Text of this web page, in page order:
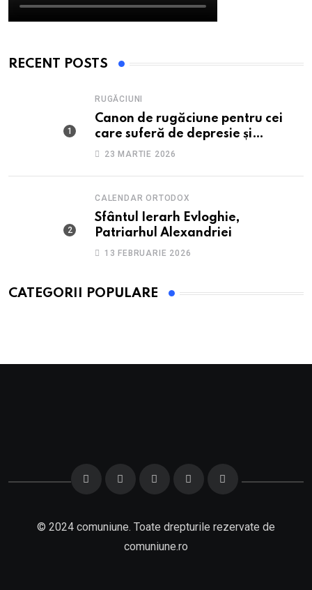
RECENT POSTS
RUGĂCIUNI
Canon de rugăciune pentru cei
care suferă de depresie și
anxietate
23 MARTIE 2026
CALENDAR ORTODOX
Sfântul Ierarh Evloghie,
Patriarhul Alexandriei
13 FEBRUARIE 2026
CATEGORII POPULARE
© 2024 comuniune. Toate drepturile rezervate de
comuniune.ro